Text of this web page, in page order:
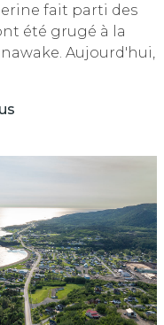
fait parti des
été grugé à la
Aujourd'hui,